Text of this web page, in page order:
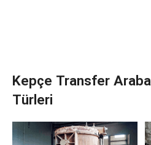
Kepçe Transfer
Türleri